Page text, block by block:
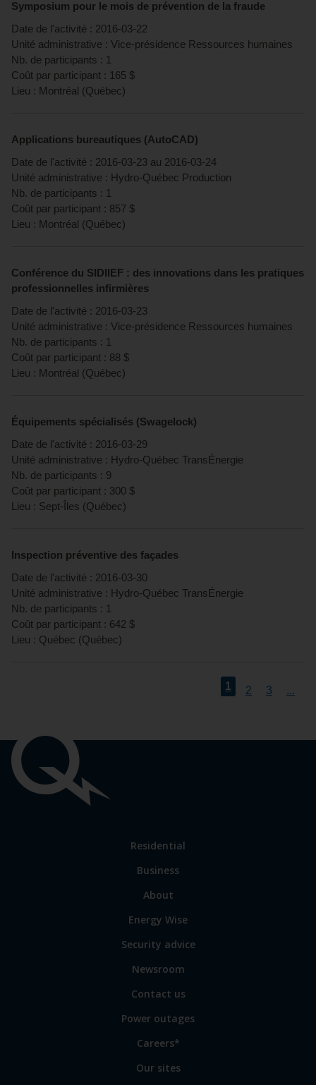
Symposium pour le mois de prévention de la fraude
Date de l'activité : 2016-03-22
Unité administrative : Vice-présidence Ressources humaines
Nb. de participants : 1
Coût par participant : 165 $
Lieu : Montréal (Québec)
Applications bureautiques (AutoCAD)
Date de l'activité : 2016-03-23 au 2016-03-24
Unité administrative : Hydro-Québec Production
Nb. de participants : 1
Coût par participant : 857 $
Lieu : Montréal (Québec)
Conférence du SIDIIEF : des innovations dans les pratiques
professionnelles infirmières
Date de l'activité : 2016-03-23
Unité administrative : Vice-présidence Ressources humaines
Nb. de participants : 1
Coût par participant : 88 $
Lieu : Montréal (Québec)
Équipements spécialisés (Swagelock)
Date de l'activité : 2016-03-29
Unité administrative : Hydro-Québec TransÉnergie
Nb. de participants : 9
Coût par participant : 300 $
Lieu : Sept-Îles (Québec)
Inspection préventive des façades
Date de l'activité : 2016-03-30
Unité administrative : Hydro-Québec TransÉnergie
Nb. de participants : 1
Coût par participant : 642 $
Lieu : Québec (Québec)
1 2 3 ...
links
Link
main
Residential
Business
Link
some
our
sites
About
Energy Wise
Security advice
Newsroom
Contact us
Power outages
Careers*
Our sites